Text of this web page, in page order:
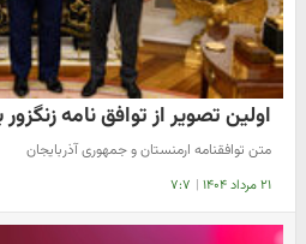
اولین تصویر از توافق نامه
متن توافقنامه ارمنستان و جمهوری آذربایجان
۲۱ مرداد ۱۴۰۴ | ۷:۷